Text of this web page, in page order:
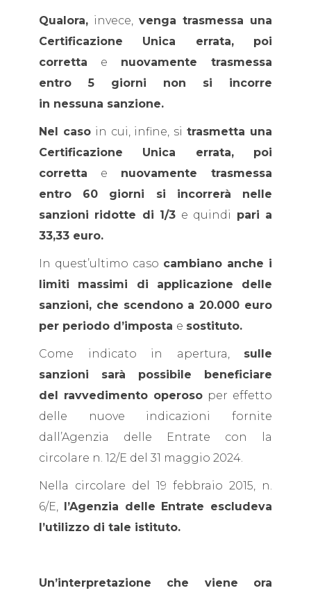
Qualora, invece, venga trasmessa una
Certificazione Unica errata, poi
corretta e nuovamente trasmessa
entro 5 giorni non si incorre
in nessuna sanzione.
Nel casoin cui, infine, sitrasmetta una
Certificazione Unica errata, poi
corretta e nuovamente trasmessa
entro 60 giorni si incorrerà nelle
sanzioni ridotte di 1/3 e quindi pari a
33,33 euro.
In quest’ultimo caso cambiano anche i
limiti massimi di applicazione delle
sanzioni, che scendono a 20.000 euro
per periodo d’imposta e sostituto.
Come indicato in apertura, sulle
sanzioni sarà possibile beneficiare
del ravvedimento operoso per effetto
delle nuove indicazioni fornite
dall’Agenzia delle Entrate con la
circolare n. 12/E del 31 maggio 2024.
Nella circolare del 19 febbraio 2015, n.
6/E, l’Agenzia delle Entrate escludeva
l’utilizzo di tale istituto.
Un’interpretazione che viene ora